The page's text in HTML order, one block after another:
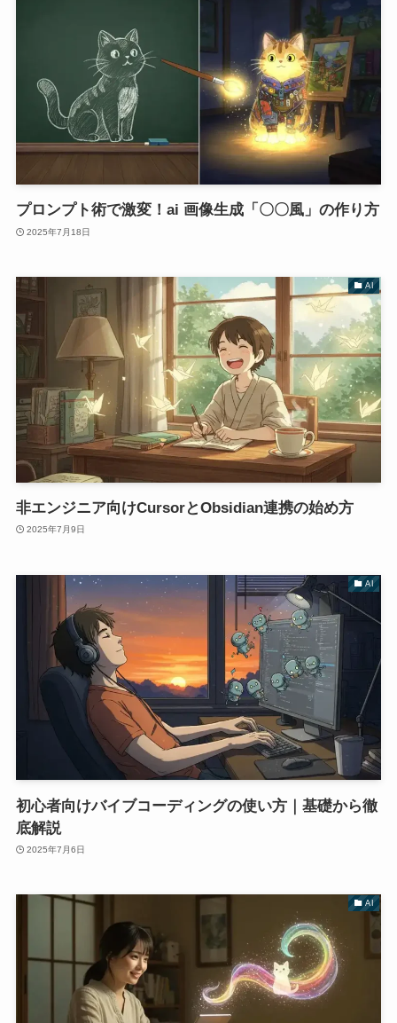
プロンプト術で激変！ai 画像生成「〇〇風」の作り方
2025年7月18日
AI
非エンジニア向けCursorとObsidian連携の始め方
2025年7月9日
AI
初心者向けバイブコーディングの使い方｜基礎から徹
底解説
2025年7月6日
AI